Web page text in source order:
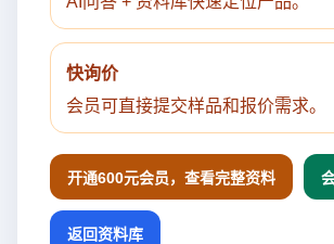
快询价
会员可直接提交样品和报价需求。
开通600元会员，查看完整资料
返回资料库